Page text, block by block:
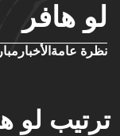
لو هافر
نظرة عامة الأخبار
ترتيب لو